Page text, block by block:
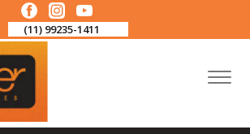
(11) 99235-1411